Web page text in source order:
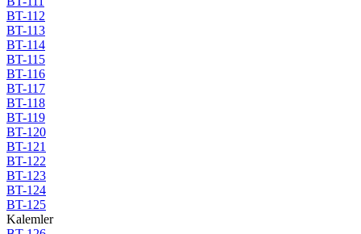
BT-112
BT-113
BT-114
BT-115
BT-116
BT-117
BT-118
BT-119
BT-120
BT-121
BT-122
BT-123
BT-124
BT-125
Kalemler